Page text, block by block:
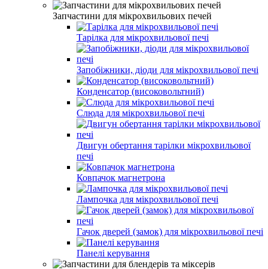
Запчастини для мікрохвильових печей
Тарілка для мікрохвильової печі
Запобіжники, діоди для мікрохвильової печі
Конденсатор (високовольтний)
Слюда для мікрохвильової печі
Двигун обертання тарілки мікрохвильової
печі
Ковпачок магнетрона
Лампочка для мікрохвильової печі
Гачок дверей (замок) для мікрохвильової печі
Панелі керування